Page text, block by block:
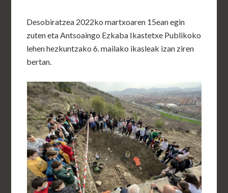
Desobiratzea 2022ko martxoaren 15ean egin
zuten eta Antsoaingo Ezkaba Ikastetxe Publikoko
lehen hezkuntzako 6. mailako ikasleak izan ziren
bertan.